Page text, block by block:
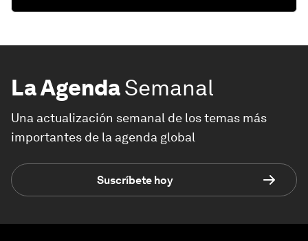
La AgendaSemanal
Una actualización semanal de los temas más
importantes de la agenda global
Suscríbete hoy